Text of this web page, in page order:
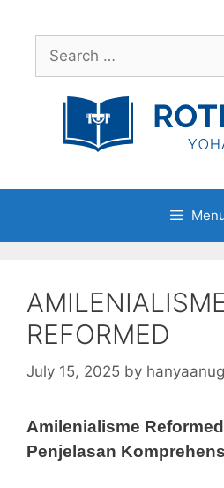
contentSearch
for:
REFORMED
July 15, 2025 by
Amilenialisme
Penjelasan